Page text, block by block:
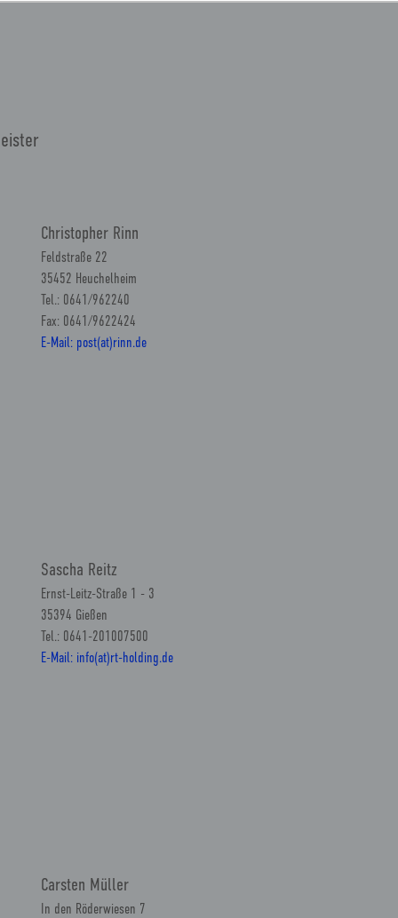
Christopher Rinn
Feldstraße 22
35452 Heuchelheim
Tel.: 0641/962240
Fax: 0641/9622424
E-Mail: post(at)rinn.de
Sascha Reitz
Ernst-Leitz-Straße 1 - 3
35394 Gießen
Tel.: 0641-201007500
E-Mail: info(at)rt-holding.de
Carsten Müller
In den Röderwiesen 7